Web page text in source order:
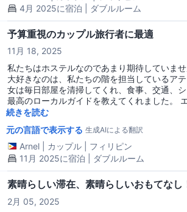
4月 2025に宿泊 | ダブルルーム
予算重視のカップル旅行者に最適
11月 18, 2025
私たちはホステルなのであまり期待していませんでし
大好きなのは、私たちの階を担当しているア
女は毎日部屋を清掃してくれ、食事、交通、
最高のローカルガイドを教えてくれました。 エアコンは大きなファ
ンとともに稼働し、温かいシャワーも使えます。 電子レンジ、
の食べ物が安全であることが確認できます。 またすぐにお会いしま
しょう。
続きを読む
元の言語で表示する 生成AIによる翻訳
Arnel カップル
フィリピン
11月 2025に宿泊 | ダブルルーム
素晴らしい滞在、素晴らしいおもてなし！
2月 05, 2025